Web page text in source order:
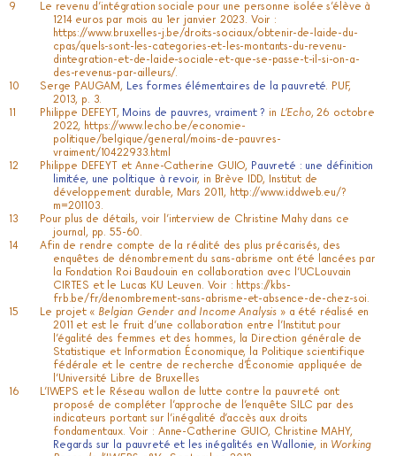
Le revenu d’intégration sociale pour une personne isolée s’élève à
1214 euros par mois au 1er janvier 2023. Voir :
https://www.bruxelles-j.be/droits-sociaux/obtenir-de-laide-du-
cpas/quels-sont-les-categories-et-les-montants-du-revenu-
dintegration-et-de-laide-sociale-et-que-se-passe-t-il-si-on-a-
des-revenus-par-ailleurs/.
Serge PAUGAM, Les formes élémentaires de la pauvreté . PUF,
2013, p. 3.
Philippe DEFEYT, Moins de pauvres, vraiment ? in L’Echo, 26 octobre
2022, https://www.lecho.be/economie-
politique/belgique/general/moins-de-pauvres-
vraiment/10422933.html
Philippe DEFEYT et Anne-Catherine GUIO, Pauvreté : une définition
limitée, une politique à revoir, in Brève IDD, Institut de
développement durable, Mars 2011, http://www.iddweb.eu/?
m=201103
Pour plus de détails, voir l’interview de Christine Mahy dans ce
journal, pp. 55-60.
Afin de rendre compte de la réalité des plus précarisés, des
enquêtes de dénombrement du sans-abrisme ont été lancées par
la Fondation Roi Baudouin en collaboration avec l’UCLouvain
CIRTES et le Lucas KU Leuven. Voir : https://kbs-
frb.be/fr/denombrement-sans-abrisme-et-absence-de-chez-soi
Le projet « Belgian Gender and Income Analysis » a été réalisé en
2011 et est le fruit d’une collaboration entre l’Institut pour
l’égalité des femmes et des hommes, la Direction générale de
Statistique et Information Économique, la Politique scientifique
fédérale et le centre de recherche d’Économie appliquée de
l’Université Libre de Bruxelles
L’IWEPS et le Réseau wallon de lutte contre la pauvreté ont
proposé de compléter l’approche de l’enquête SILC par des
indicateurs portant sur l’inégalité d’accès aux droits
fondamentaux. Voir : Anne-Catherine GUIO, Christine MAHY,
Regards sur la pauvreté et les inégalités en Wallonie, in Working